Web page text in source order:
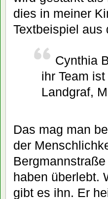
dies in meiner
Textbeispiel aus
Cynthia
ihr Team
Landgraf,
Das mag man
der
haben überlebt.
gibt es ihn. Er